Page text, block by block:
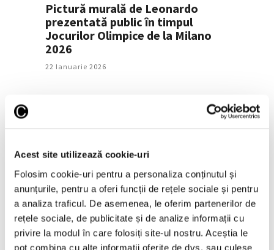
Acest site utilizează cookie-uri
Folosim cookie-uri pentru a personaliza conținutul și
anunțurile, pentru a oferi funcții de rețele sociale și pentru
a analiza traficul. De asemenea, le oferim partenerilor de
rețele sociale, de publicitate și de analize informații cu
privire la modul în care folosiți site-ul nostru. Aceștia le
pot combina cu alte informații oferite de dvs. sau culese
Pictură murală de Leonardo
prezentată public în timpul
Jocurilor Olimpice de la Milano
2026
22 Ianuarie 2026
Frida Kahlo și Diego Rivera, la
Museum of Modern Art din New
York